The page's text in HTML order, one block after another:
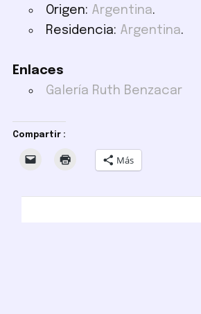
Origen: Argentina.
Residencia: Argentina.
Enlaces
Galería Ruth Benzacar
Compartir :
Más